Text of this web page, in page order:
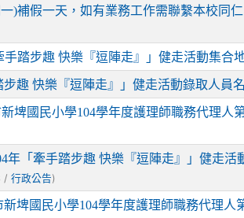
)補假一天，如有業務工作需聯繫本校同
手踏步趣 快樂『逗陣走』」健走活動集合
步趣 快樂『逗陣走』」健走活動錄取人員
埤國民小學104學年度護理師職務代理人
年「牽手踏步趣 快樂『逗陣走』」健走
/行政公告)
新埤國民小學104學年度護理師職務代理人